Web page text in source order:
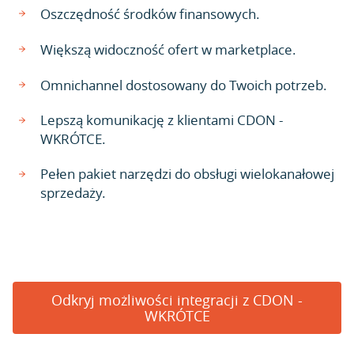
Oszczędność środków finansowych.
Większą widoczność ofert w marketplace.
Omnichannel dostosowany do Twoich potrzeb.
Lepszą komunikację z klientami CDON -
WKRÓTCE.
Pełen pakiet narzędzi do obsługi wielokanałowej
sprzedaży.
Odkryj możliwości integracji z CDON -
WKRÓTCE